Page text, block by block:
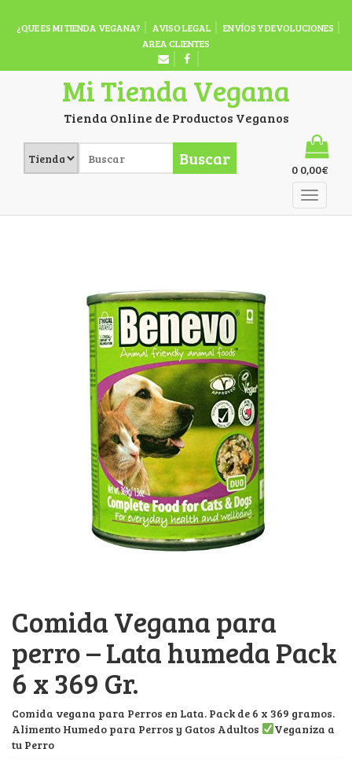
¿QUE ES MI TIENDA VEGANA? AVISO LEGAL
ENVÍOS Y DEVOLUCIONES
AREA CLIENTES
Mi Tienda Vegana
Tienda Online de Productos Veganos
Buscar
0 0,00€
Comida Vegana para
perro – Lata humeda Pack
6 x 369 Gr.
Comida vegana para Perros en Lata. Pack de 6 x 369 gramos.
Alimento Humedo para Perros y Gatos Adultos
Veganiza a
tu Perro